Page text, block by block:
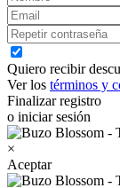
Quiero recibir
Ver los términos y
Finalizar registro
o iniciar sesión
×
Aceptar